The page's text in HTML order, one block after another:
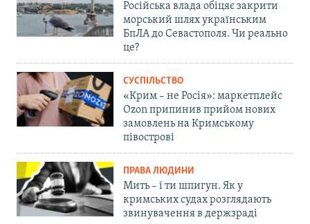
Російська влада обіцяє закрити
морський шлях українським
БпЛА до Севастополя. Чи реально
це?
СУСПІЛЬСТВО
«Крим – не Росія»: маркетплейс
Ozon припинив прийом нових
замовлень на Кримському
півострові
ПРАВА ЛЮДИНИ
Мить – і ти шпигун. Як у
кримських судах розглядають
звинувачення в держзраді